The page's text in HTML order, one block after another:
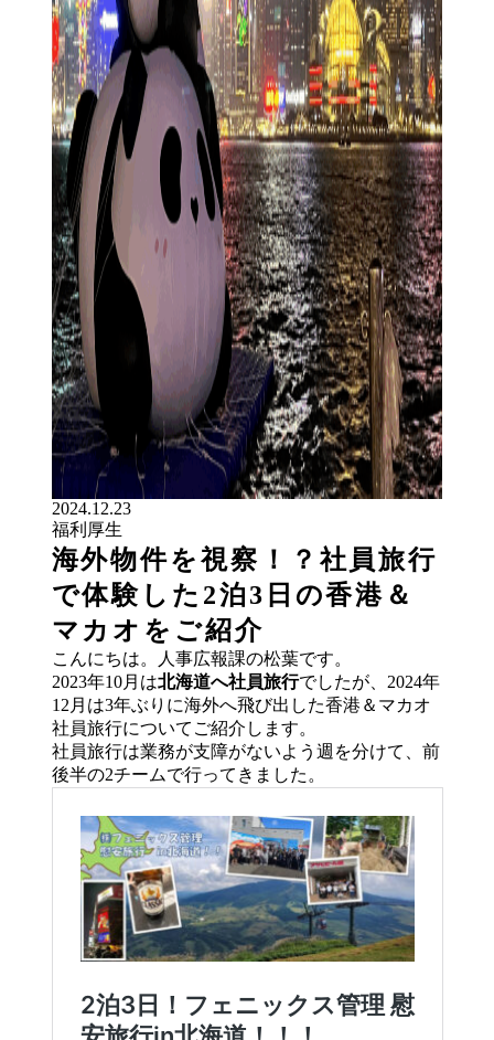
2024.12.23
福利厚生
海外物件を視察！？社員旅行
で体験した2泊3日の香港＆
マカオをご紹介
こんにちは。人事広報課の松葉です。
2023年10月は北海道へ社員旅行でしたが、2024年
12月は3年ぶりに海外へ飛び出した香港＆マカオ
社員旅行についてご紹介します。
社員旅行は業務が支障がないよう週を分けて、前
後半の2チームで行ってきました。